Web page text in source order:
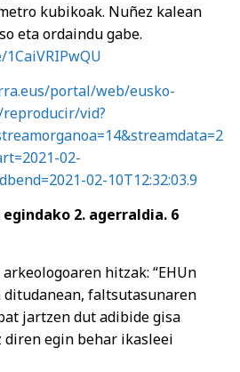
kubikoak. Nuñez kalean
eta ordaindu gabe.
portal/web/eusko-
vid?
02-
02-10T12:32:03.9
egindako 2. agerraldia. 6
hitzak: “EHUn
ditudanean, faltsutasunaren
jartzen dut adibide gisa
diren egin behar ikasleei